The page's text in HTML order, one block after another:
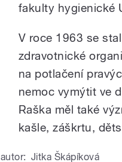
fakulty hygienické
V roce 1963 se
zdravotnické
na potlačení
nemoc vymýtit ve
Raška měl také
kašle, záškrtu,
autor: Jitka Škápíková